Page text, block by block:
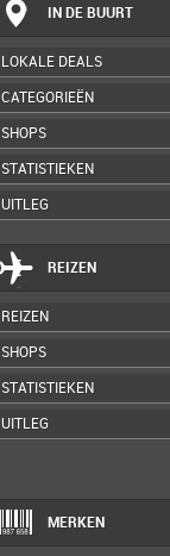
IN DE BUURT
LOKALE DEALS
CATEGORIEËN
SHOPS
STATISTIEKEN
UITLEG
REIZEN
REIZEN
SHOPS
STATISTIEKEN
UITLEG
MERKEN